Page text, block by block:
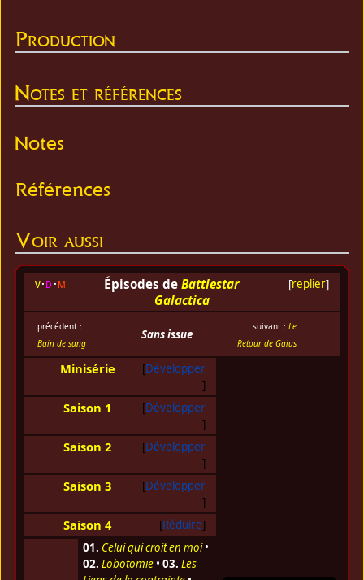
Production
Notes et références
Notes
Références
Voir aussi
[replier]
v d m Épisodes de Battlestar
Galactica
précédent :
Bain de sang
Sans issue
suivant : Le
Retour de Gaius
Développer
Minisérie
Développer
Saison 1
Développer
Saison 2
Développer
Saison 3
Réduire
Saison 4
01. Celui qui croit en moi•
02. Lobotomie• 03. Les